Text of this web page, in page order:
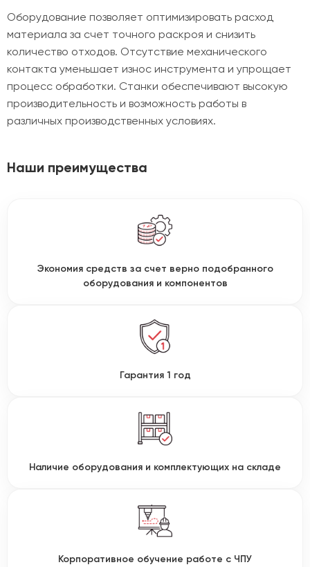
Оборудование позволяет оптимизировать расход
материала за счет точного раскроя и снизить
количество отходов. Отсутствие механического
контакта уменьшает износ инструмента и упрощает
процесс обработки. Станки обеспечивают высокую
производительность и возможность работы в
различных производственных условиях.
Наши преимущества
Экономия средств за счет верно подобранного
оборудования и компонентов
Гарантия 1 год
Наличие оборудования и комплектующих на складе
Корпоративное обучение работе с ЧПУ